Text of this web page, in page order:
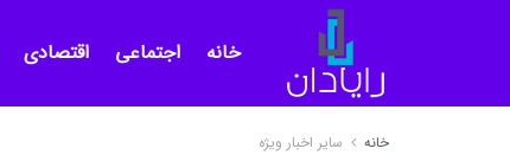
خانه اجتماعی اقتصادی
خانه سایر اخبار ویژه